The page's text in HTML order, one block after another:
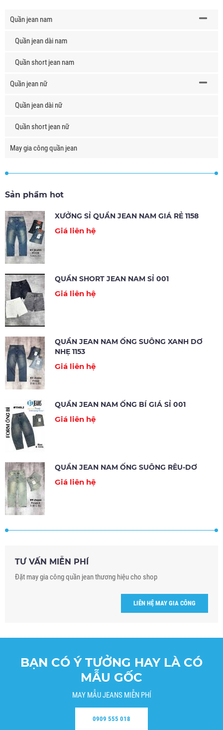
Quần jean nam
Quần jean dài nam
Quần short jean nam
Quần jean nữ
Quần jean dài nữ
Quần short jean nữ
May gia công quần jean
Sản phẩm hot
XƯỞNG SỈ QUẦN JEAN NAM GIÁ RẺ 1158
Giá liên hệ
QUẦN SHORT JEAN NAM SỈ 001
Giá liên hệ
QUẦN JEAN NAM ỐNG SUÔNG XANH DƠ
NHẸ 1153
Giá liên hệ
QUẦN JEAN NAM ỐNG BÍ GIÁ SỈ 001
Giá liên hệ
QUẦN JEAN NAM ỐNG SUÔNG RÊU-DƠ
Giá liên hệ
TƯ VẤN MIỄN PHÍ
Đặt may gia công quần jean thương hiệu cho shop
LIÊN HỆ MAY GIA CÔNG
BẠN CÓ Ý TƯỞNG HAY LÀ CÓ
MẪU GỐC
MAY MẪU JEANS MIỄN PHÍ
0909 555 018